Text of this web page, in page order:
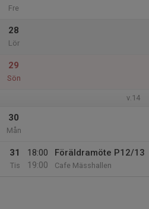
Fre
28
Lör
29
Sön
v.14
30
Mån
31
Tis
18:00
19:00
Föräldramöte P12/13
Cafe Mässhallen